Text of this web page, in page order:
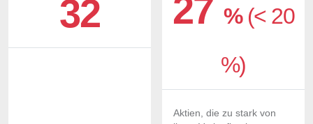
32 27% (< 20
%)
Aktien, die zu stark von